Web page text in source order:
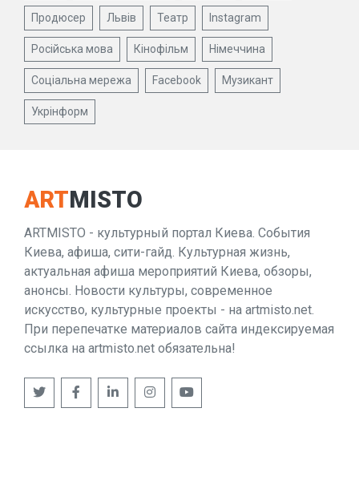
Продюсер Львів Театр Instagram
Російська мова Кінофільм Німеччина
Соціальна мережа Facebook Музикант
Укрінформ
ARTMISTO
ARTMISTO - культурный портал Киева. События
Киева, афиша, сити-гайд. Культурная жизнь,
актуальная афиша мероприятий Киева, обзоры,
анонсы. Новости культуры, современное
искусство, культурные проекты - на artmisto.net.
При перепечатке материалов сайта индексируемая
ссылка на artmisto.net обязательна!